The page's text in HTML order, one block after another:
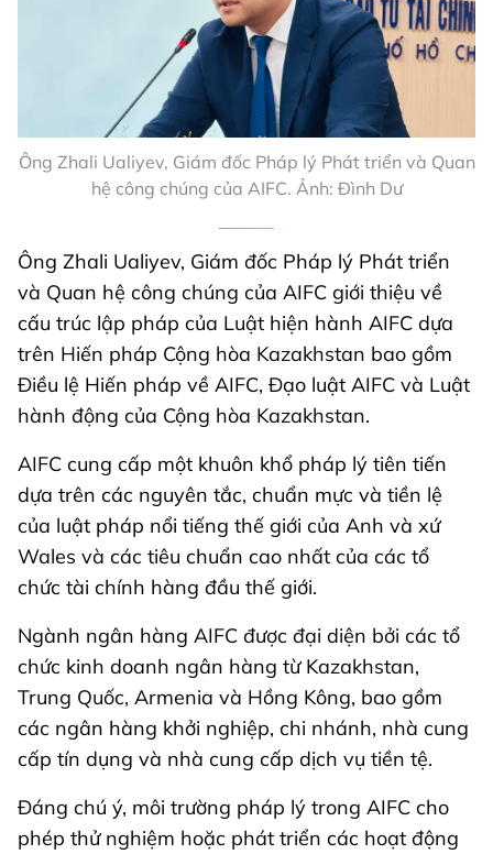
Ông Zhali Ualiyev, Giám đốc Pháp lý Phát triển và Quan
hệ công chúng của AIFC. Ảnh: Đình Dư
Ông Zhali Ualiyev, Giám đốc Pháp lý Phát triển
và Quan hệ công chúng của AIFC giới thiệu về
cấu trúc lập pháp của Luật hiện hành AIFC dựa
trên Hiến pháp Cộng hòa Kazakhstan bao gồm
Điều lệ Hiến pháp về AIFC, Đạo luật AIFC và Luật
hành động của Cộng hòa Kazakhstan.
AIFC cung cấp một khuôn khổ pháp lý tiên tiến
dựa trên các nguyên tắc, chuẩn mực và tiền lệ
của luật pháp nổi tiếng thế giới của Anh và xứ
Wales và các tiêu chuẩn cao nhất của các tổ
chức tài chính hàng đầu thế giới.
Ngành ngân hàng AIFC được đại diện bởi các tổ
chức kinh doanh ngân hàng từ Kazakhstan,
Trung Quốc, Armenia và Hồng Kông, bao gồm
các ngân hàng khởi nghiệp, chi nhánh, nhà cung
cấp tín dụng và nhà cung cấp dịch vụ tiền tệ.
Đáng chú ý, môi trường pháp lý trong AIFC cho
phép thử nghiệm hoặc phát triển các hoạt động